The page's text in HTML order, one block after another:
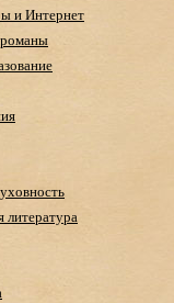
и Интернет
литература